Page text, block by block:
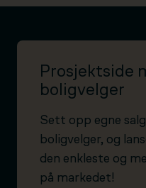
Prosjektside
boligvelger
Sett opp egne
boligvelger, og
den enkleste og
på markedet!